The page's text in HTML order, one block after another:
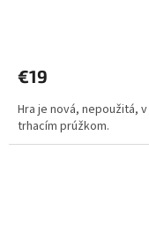
€19
Hra je nová, nepoužitá,
trhacím prúžkom.